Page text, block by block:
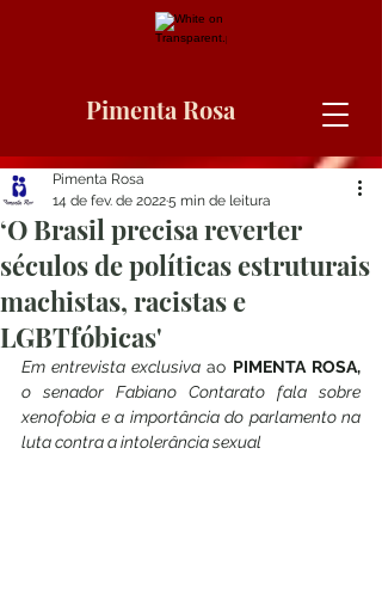
Pimenta Rosa
‘O Brasil precisa reverter
séculos de políticas estruturais
machistas, racistas e
LGBTfóbicas'
Pimenta Rosa
14 de fev. de 20225 min de leitura
Em entrevista exclusiva ao
o senador Fabiano Contarato fala sobre
xenofobia e a importância do parlamento na
luta contra a intolerância sexual